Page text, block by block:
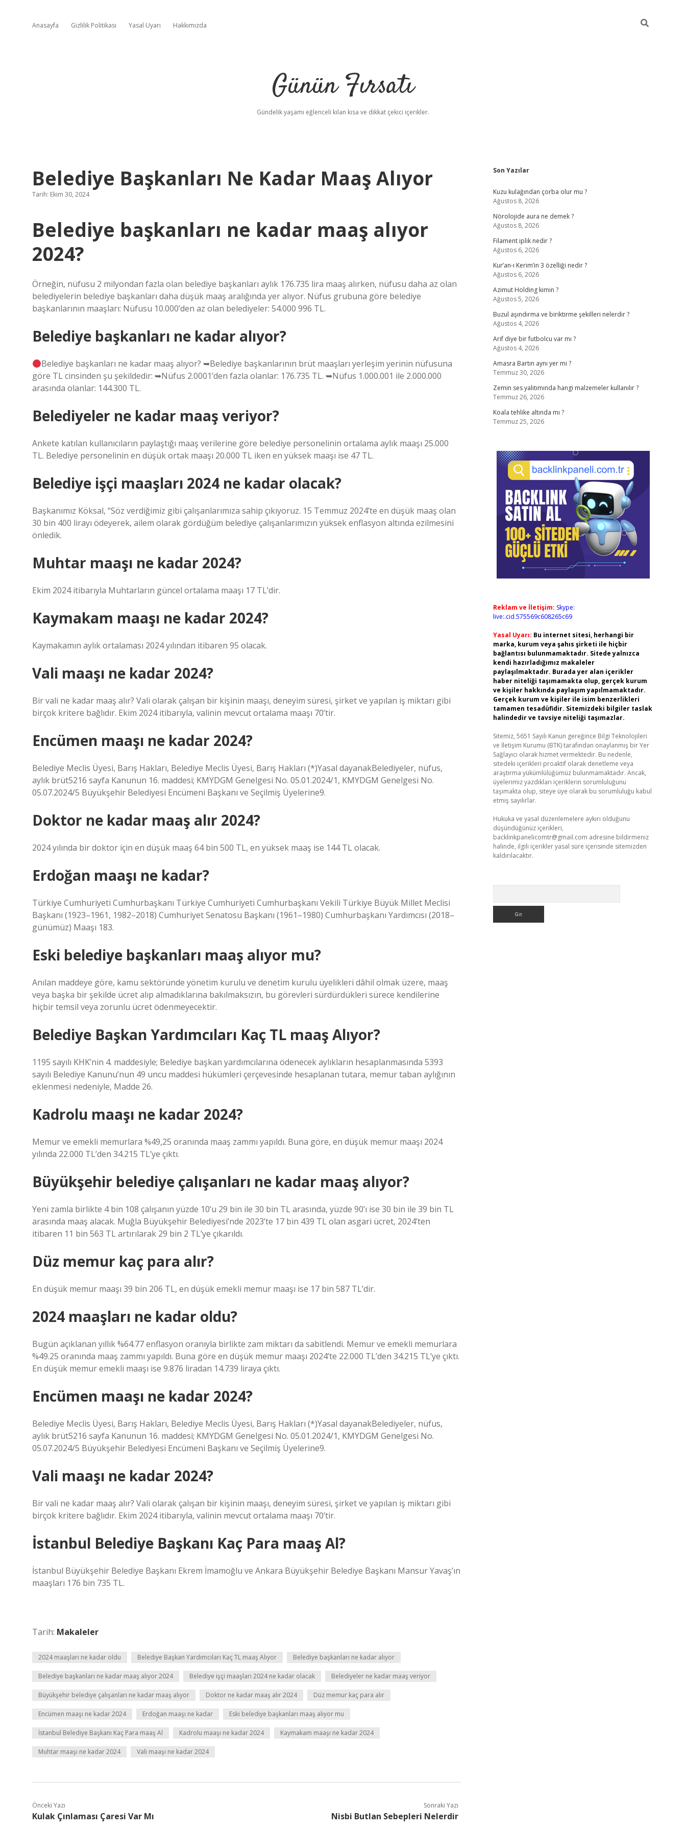
Anasayfa Gizlilik Politikası Yasal Uyarı Hakkımızda
Günün Fırsatı
Gündelik yaşamı eğlenceli kılan kısa ve dikkat çekici içerikler.
Belediye Başkanları Ne Kadar Maaş Alıyor
Tarih: Ekim 30, 2024
Belediye başkanları ne kadar maaş alıyor
2024?
Örneğin, nüfusu 2 milyondan fazla olan belediye başkanları aylık 176.735 lira maaş alırken, nüfusu daha az olan
belediyelerin belediye başkanları daha düşük maaş aralığında yer alıyor. Nüfus grubuna göre belediye
başkanlarının maaşları: Nüfusu 10.000’den az olan belediyeler: 54.000 996 TL.
Belediye başkanları ne kadar alıyor?
Belediye başkanları ne kadar maaş alıyor? ➥Belediye başkanlarının brüt maaşları yerleşim yerinin nüfusuna
göre TL cinsinden şu şekildedir: ➥Nüfus 2.0001’den fazla olanlar: 176.735 TL. ➥Nüfus 1.000.001 ile 2.000.000
arasında olanlar: 144.300 TL.
Belediyeler ne kadar maaş veriyor?
Ankete katılan kullanıcıların paylaştığı maaş verilerine göre belediye personelinin ortalama aylık maaşı 25.000
TL. Belediye personelinin en düşük ortak maaşı 20.000 TL iken en yüksek maaşı ise 47 TL.
Belediye işçi maaşları 2024 ne kadar olacak?
Başkanımız Köksal, “Söz verdiğimiz gibi çalışanlarımıza sahip çıkıyoruz. 15 Temmuz 2024’te en düşük maaş olan
30 bin 400 lirayı ödeyerek, ailem olarak gördüğüm belediye çalışanlarımızın yüksek enflasyon altında ezilmesini
önledik.
Muhtar maaşı ne kadar 2024?
Ekim 2024 itibarıyla Muhtarların güncel ortalama maaşı 17 TL’dir.
Kaymakam maaşı ne kadar 2024?
Kaymakamın aylık ortalaması 2024 yılından itibaren 95 olacak.
Vali maaşı ne kadar 2024?
Bir vali ne kadar maaş alır? Vali olarak çalışan bir kişinin maaşı, deneyim süresi, şirket ve yapılan iş miktarı gibi
birçok kritere bağlıdır. Ekim 2024 itibarıyla, valinin mevcut ortalama maaşı 70’tir.
Encümen maaşı ne kadar 2024?
Belediye Meclis Üyesi, Barış Hakları, Belediye Meclis Üyesi, Barış Hakları (*)Yasal dayanakBelediyeler, nüfus,
aylık brüt5216 sayfa Kanunun 16. maddesi; KMYDGM Genelgesi No. 05.01.2024/1, KMYDGM Genelgesi No.
05.07.2024/5 Büyükşehir Belediyesi Encümeni Başkanı ve Seçilmiş Üyelerine9.
Doktor ne kadar maaş alır 2024?
2024 yılında bir doktor için en düşük maaş 64 bin 500 TL, en yüksek maaş ise 144 TL olacak.
Erdoğan maaşı ne kadar?
Türkiye Cumhuriyeti Cumhurbaşkanı Türkiye Cumhuriyeti Cumhurbaşkanı Vekili Türkiye Büyük Millet Meclisi
Başkanı (1923–1961, 1982–2018) Cumhuriyet Senatosu Başkanı (1961–1980) Cumhurbaşkanı Yardımcısı (2018–
günümüz) Maaşı 183.
Eski belediye başkanları maaş alıyor mu?
Anılan maddeye göre, kamu sektöründe yönetim kurulu ve denetim kurulu üyelikleri dâhil olmak üzere, maaş
veya başka bir şekilde ücret alıp almadıklarına bakılmaksızın, bu görevleri sürdürdükleri sürece kendilerine
hiçbir temsil veya zorunlu ücret ödenmeyecektir.
Belediye Başkan Yardımcıları Kaç TL maaş Alıyor?
1195 sayılı KHK’nin 4. maddesiyle; Belediye başkan yardımcılarına ödenecek aylıkların hesaplanmasında 5393
sayılı Belediye Kanunu’nun 49 uncu maddesi hükümleri çerçevesinde hesaplanan tutara, memur taban aylığının
eklenmesi nedeniyle, Madde 26.
Kadrolu maaşı ne kadar 2024?
Memur ve emekli memurlara %49,25 oranında maaş zammı yapıldı. Buna göre, en düşük memur maaşı 2024
yılında 22.000 TL’den 34.215 TL’ye çıktı.
Büyükşehir belediye çalışanları ne kadar maaş alıyor?
Yeni zamla birlikte 4 bin 108 çalışanın yüzde 10’u 29 bin ile 30 bin TL arasında, yüzde 90’ı ise 30 bin ile 39 bin TL
arasında maaş alacak. Muğla Büyükşehir Belediyesi’nde 2023’te 17 bin 439 TL olan asgari ücret, 2024’ten
itibaren 11 bin 563 TL artırılarak 29 bin 2 TL’ye çıkarıldı.
Düz memur kaç para alır?
En düşük memur maaşı 39 bin 206 TL, en düşük emekli memur maaşı ise 17 bin 587 TL’dir.
2024 maaşları ne kadar oldu?
Bugün açıklanan yıllık %64.77 enflasyon oranıyla birlikte zam miktarı da sabitlendi. Memur ve emekli memurlara
%49.25 oranında maaş zammı yapıldı. Buna göre en düşük memur maaşı 2024’te 22.000 TL’den 34.215 TL’ye çıktı.
En düşük memur emekli maaşı ise 9.876 liradan 14.739 liraya çıktı.
Encümen maaşı ne kadar 2024?
Belediye Meclis Üyesi, Barış Hakları, Belediye Meclis Üyesi, Barış Hakları (*)Yasal dayanakBelediyeler, nüfus,
aylık brüt5216 sayfa Kanunun 16. maddesi; KMYDGM Genelgesi No. 05.01.2024/1, KMYDGM Genelgesi No.
05.07.2024/5 Büyükşehir Belediyesi Encümeni Başkanı ve Seçilmiş Üyelerine9.
Vali maaşı ne kadar 2024?
Bir vali ne kadar maaş alır? Vali olarak çalışan bir kişinin maaşı, deneyim süresi, şirket ve yapılan iş miktarı gibi
birçok kritere bağlıdır. Ekim 2024 itibarıyla, valinin mevcut ortalama maaşı 70’tir.
İstanbul Belediye Başkanı Kaç Para maaş Al?
İstanbul Büyükşehir Belediye Başkanı Ekrem İmamoğlu ve Ankara Büyükşehir Belediye Başkanı Mansur Yavaş’ın
maaşları 176 bin 735 TL.
Tarih: Makaleler
2024 maaşları ne kadar oldu Belediye Başkan Yardımcıları Kaç TL maaş Alıyor Belediye başkanları ne kadar alıyor
Belediye başkanları ne kadar maaş alıyor 2024 Belediye işçi maaşları 2024 ne kadar olacak Belediyeler ne kadar maaş veriyor
Büyükşehir belediye çalışanları ne kadar maaş alıyor Doktor ne kadar maaş alır 2024 Düz memur kaç para alır
Encümen maaşı ne kadar 2024 Erdoğan maaşı ne kadar Eski belediye başkanları maaş alıyor mu
İstanbul Belediye Başkanı Kaç Para maaş Al Kadrolu maaşı ne kadar 2024 Kaymakam maaşı ne kadar 2024
Muhtar maaşı ne kadar 2024 Vali maaşı ne kadar 2024
Önceki Yazı
Kulak Çınlaması Çaresi Var Mı
Sonraki Yazı
Nisbi Butlan Sebepleri Nelerdir
Sidebar
Son Yazılar
Kuzu kulağından çorba olur mu ?
Ağustos 8, 2026
Nörolojide aura ne demek ?
Ağustos 8, 2026
Filament iplik nedir ?
Ağustos 6, 2026
Kur’an-ı Kerim’in 3 özelliği nedir ?
Ağustos 6, 2026
Azimut Holding kimin ?
Ağustos 5, 2026
Buzul aşındırma ve biriktirme şekilleri nelerdir ?
Ağustos 4, 2026
Arif diye bir futbolcu var mı ?
Ağustos 4, 2026
Amasra Bartın aynı yer mi ?
Temmuz 30, 2026
Zemin ses yalıtımında hangi malzemeler kullanılır ?
Temmuz 26, 2026
Koala tehlike altında mı ?
Temmuz 25, 2026
Reklam ve İletişim: Skype:
live:.cid.575569c608265c69
Yasal Uyarı: Bu internet sitesi, herhangi bir
marka, kurum veya şahıs şirketi ile hiçbir
bağlantısı bulunmamaktadır. Sitede yalnızca
kendi hazırladığımız makaleler
paylaşılmaktadır. Burada yer alan içerikler
haber niteliği taşımamakta olup, gerçek kurum
ve kişiler hakkında paylaşım yapılmamaktadır.
Gerçek kurum ve kişiler ile isim benzerlikleri
tamamen tesadüfidir. Sitemizdeki bilgiler taslak
halindedir ve tavsiye niteliği taşımazlar.
Sitemiz, 5651 Sayılı Kanun gereğince Bilgi Teknolojileri
ve İletişim Kurumu (BTK) tarafından onaylanmış bir Yer
Sağlayıcı olarak hizmet vermektedir. Bu nedenle,
sitedeki içerikleri proaktif olarak denetleme veya
araştırma yükümlülüğümüz bulunmamaktadır. Ancak,
üyelerimiz yazdıkları içeriklerin sorumluluğunu
taşımakta olup, siteye üye olarak bu sorumluluğu kabul
etmiş sayılırlar.
Hukuka ve yasal düzenlemelere aykırı olduğunu
düşündüğünüz içerikleri,
backlinkpanelicomtr@gmail.com adresine bildirmeniz
halinde, ilgili içerikler yasal süre içerisinde sitemizden
kaldırılacaktır.
vdcasino güncel giriş